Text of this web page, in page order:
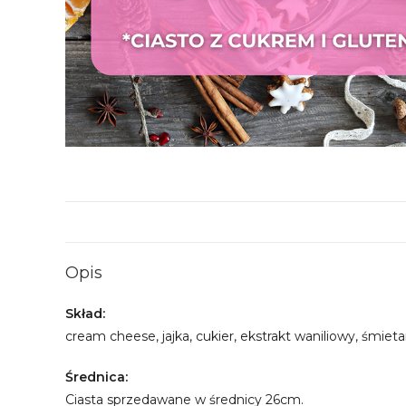
Opis
Skład:
cream cheese, jajka, cukier, ekstrakt waniliowy,
Średnica:
Ciasta sprzedawane w średnicy 26cm.